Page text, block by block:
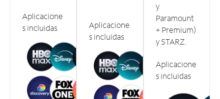
Aplicacione
s incluidas
Aplicacione
s incluidas
y
Paramount
+ Premium)
y STARZ.
Aplicacione
s incluidas